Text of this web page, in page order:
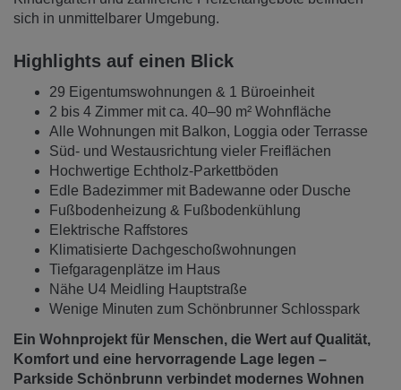
sich in unmittelbarer Umgebung.
Highlights auf einen Blick
29 Eigentumswohnungen & 1 Büroeinheit
2 bis 4 Zimmer mit ca. 40–90 m² Wohnfläche
Alle Wohnungen mit Balkon, Loggia oder Terrasse
Süd- und Westausrichtung vieler Freiflächen
Hochwertige Echtholz-Parkettböden
Edle Badezimmer mit Badewanne oder Dusche
Fußbodenheizung & Fußbodenkühlung
Elektrische Raffstores
Klimatisierte Dachgeschoßwohnungen
Tiefgaragenplätze im Haus
Nähe U4 Meidling Hauptstraße
Wenige Minuten zum Schönbrunner Schlosspark
Ein Wohnprojekt für Menschen, die Wert auf Qualität,
Komfort und eine hervorragende Lage legen –
Parkside Schönbrunn verbindet modernes Wohnen